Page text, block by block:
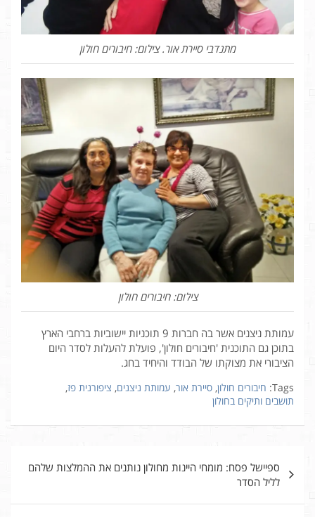
מתנדבי סיירת אור. צילום: חיבורים חולון
צילום: חיבורים חולון
עמותת ניצנים אשר בה חברות 9 תוכניות יישוביות ברחבי הארץ
בתוכן גם התוכנית 'חיבורים חולון', פועלת להעלות לסדר היום
הציבורי את מצוקתו של הבודד והיחיד בחג.
Tags: חיבורים חולון, סיירת אור, עמותת ניצנים, ציפורנית פז,
תושבים ותיקים בחולון
ספיישל פסח: מומחי היינות מחולון נותנים את ההמלצות שלהם
לליל הסדר